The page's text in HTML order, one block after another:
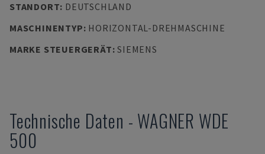
STANDORT: DEUTSCHLAND
MASCHINENTYP: HORIZONTAL-DREHMASCHINE
MARKE STEUERGERÄT:SIEMENS
Technische Daten - WAGNER WDE
500